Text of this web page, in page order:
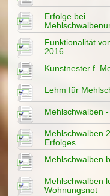
Erfolge bei
Funktionalität
2016
Kunstnester f.
Lehm für
Mehlschwalben
Mehlschwalben
Erfolges
Mehlschwalben
Mehlschwalben
Wohnungsnot